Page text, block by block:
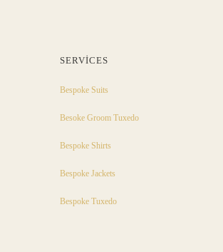
SERVICES
Bespoke Suits
Besoke Groom Tuxedo
Bespoke Shirts
Bespoke Jackets
Bespoke Tuxedo